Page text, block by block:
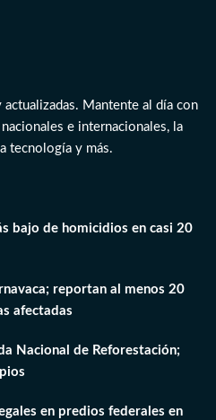
Mantente al día con
e internacionales, la
tecnología y más.
bajo de homicidios en casi 20
reportan al menos 20
afectadas
Nacional de Reforestación;
en predios federales en